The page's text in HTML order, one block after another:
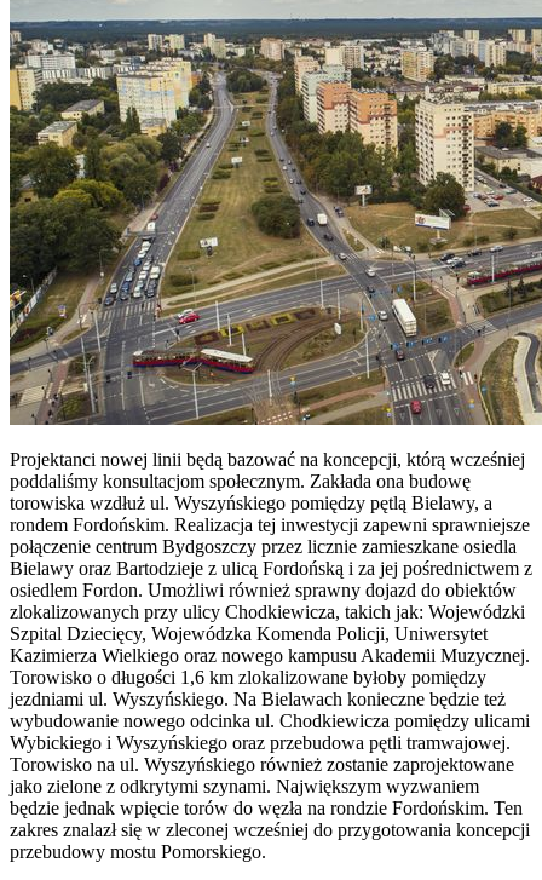
Projektanci nowej linii będą bazować na koncepcji, którą wcześniej
poddaliśmy konsultacjom społecznym. Zakłada ona budowę
torowiska wzdłuż ul. Wyszyńskiego pomiędzy pętlą Bielawy, a
rondem Fordońskim. Realizacja tej inwestycji zapewni sprawniejsze
połączenie centrum Bydgoszczy przez licznie zamieszkane osiedla
Bielawy oraz Bartodzieje z ulicą Fordońską i za jej pośrednictwem z
osiedlem Fordon. Umożliwi również sprawny dojazd do obiektów
zlokalizowanych przy ulicy Chodkiewicza, takich jak: Wojewódzki
Szpital Dziecięcy, Wojewódzka Komenda Policji, Uniwersytet
Kazimierza Wielkiego oraz nowego kampusu Akademii Muzycznej.
Torowisko o długości 1,6 km zlokalizowane byłoby pomiędzy
jezdniami ul. Wyszyńskiego. Na Bielawach konieczne będzie też
wybudowanie nowego odcinka ul. Chodkiewicza pomiędzy ulicami
Wybickiego i Wyszyńskiego oraz przebudowa pętli tramwajowej.
Torowisko na ul. Wyszyńskiego również zostanie zaprojektowane
jako zielone z odkrytymi szynami. Największym wyzwaniem
będzie jednak wpięcie torów do węzła na rondzie Fordońskim. Ten
zakres znalazł się w zleconej wcześniej do przygotowania koncepcji
przebudowy mostu Pomorskiego.